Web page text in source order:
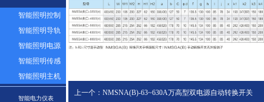
统
智能照明控制
面板
智能照明导轨
模块
智能照明电源
模块
智能照明传感
器
智能照明主机
智能电力仪表
上一个：NMSNA(B)-63~630A万高型双电源自动转换开关